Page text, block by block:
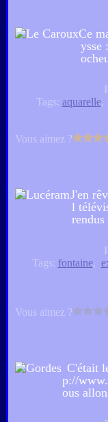
Ce
ysse
Tags: aquarelle,
Vous aimez ?
J'en
l
Tags: fontaine,
Vous aimez ?
C'était
p://
ous